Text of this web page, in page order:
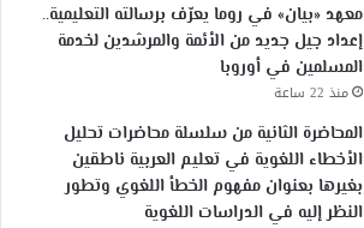
معهد «بيان» في روما يعرّف برسالته التعليمية..
إعداد جيل جديد من الأئمة والمرشدين لخدمة
المسلمين في أوروبا
منذ 22 ساعة
المحاضرة الثانية من سلسلة محاضرات تحليل
الأخطاء اللغوية في تعليم العربية ناطقين
بغيرها بعنوان مفهوم الخطأ اللغوي وتطور
النظر إليه في الدراسات اللغوية